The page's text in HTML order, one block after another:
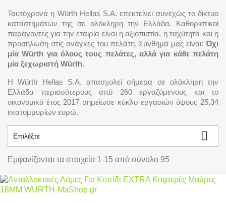
Ταυτόχρονα η Würth Hellas S.A. επεκτείνει συνεχώς το δίκτυο
καταστημάτων της σε ολόκληρη την Ελλάδα. Καθοριστικοί
παράγοντες για την εταιρία είναι η αξιοπιστία, η ταχύτητα και η
προσήλωση στις ανάγκες του πελάτη. Σύνθημά μας είναι: Όχι
μία Würth για όλους τους πελάτες, αλλά για κάθε πελάτη
μία ξεχωριστή Würth.
Η Würth Hellas S.A. απασχολεί σήμερα σε ολόκληρη την
Ελλάδα περισσότερους από 260 εργαζόμενους και το
οικονομικό έτος 2017 σημείωσε κύκλο εργασιών ύψους 25,34
εκατομμυρίων ευρώ.
Επιλέξτε 
Εμφανίζονται τα στοιχεία 1-15 από σύνολο 95